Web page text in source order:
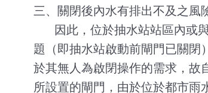
三、關閉後內水有排出不及之風
因此，位於抽水站站區內或
題（即抽水站啟動前閘門已關閉
於其無人為啟閉操作的需求，故
所設置的閘門，由於位於都市